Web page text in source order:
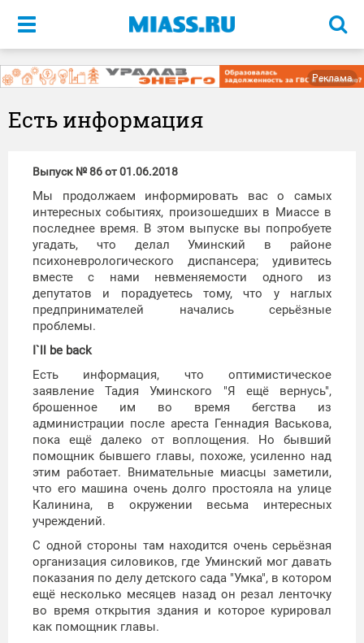
Меню
Реклама
Есть информация
Выпуск № 86 от 01.06.2018
Мы продолжаем информировать вас о самых
интересных событиях, произошедших в Миассе в
последнее время. В этом выпуске вы попробуете
угадать, что делал Уминский в районе
психоневрологического диспансера; удивитесь
вместе с нами невменяемости одного из
депутатов и порадуетесь тому, что у наглых
предпринимателей начались серьёзные
проблемы.
I`ll be back
Есть информация, что оптимистическое
заявление Тадия Уминского "Я ещё вернусь",
брошенное им во время бегства из
администрации после ареста Геннадия Васькова,
пока ещё далеко от воплощения. Но бывший
помощник бывшего главы, похоже, усиленно над
этим работает. Внимательные миасцы заметили,
что его машина очень долго простояла на улице
Калинина, в окружении весьма интересных
учреждений.
С одной стороны там находится очень серьёзная
организация силовиков, где Уминский мог давать
показания по делу детского сада "Умка", в котором
ещё несколько месяцев назад он резал ленточку
во время открытия здания и которое курировал
как помощник главы.